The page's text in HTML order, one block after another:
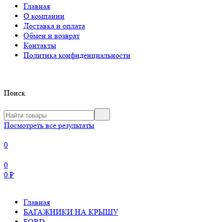
Главная
О компании
Доставка и оплата
Обмен и возврат
Контакты
Политика конфиденциальности
Поиск
Посмотреть все результаты
0
0
0 ₽
Главная
БАГАЖНИКИ НА КРЫШУ